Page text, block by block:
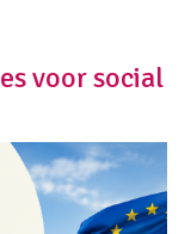
voor social